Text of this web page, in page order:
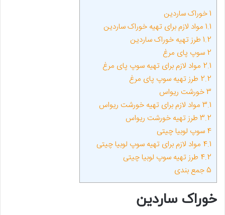
1خوراک ساردین
1.1 مواد لازم برای تهیه خوراک ساردین
1.2 طرز تهیه خوراک ساردین
2 سوپ پای مرغ
2.1 مواد لازم برای تهیه سوپ پای مرغ
2.2 طرز تهیه سوپ پای مرغ
3خورشت ریواس
3.1 مواد لازم برای تهیه خورشت ریواس
3.2 طرز تهیه خورشت ریواس
4 سوپ لوبیا چیتی
4.1 مواد لازم برای تهیه سوپ لوبیا چیتی
4.2 طرز تهیه سوپ لوبیا چیتی
5جمع بندی
خوراک ساردین